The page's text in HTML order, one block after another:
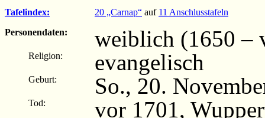
Tafelindex: 20 „Carnap“ auf 11 Anschlusstafeln
Personendaten:
weiblich (1650 –
Religion: evangelisch
Geburt: So., 20.
Tod: vor 1701,